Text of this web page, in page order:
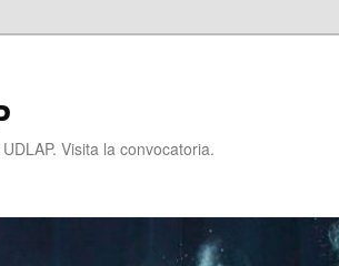
Visita la convocatoria.